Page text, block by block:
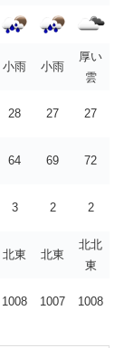
小雨 小雨
厚い
雲
28 27 27
64 69 72
3 2 2
北東 北東
北北
東
1008 1007 1008